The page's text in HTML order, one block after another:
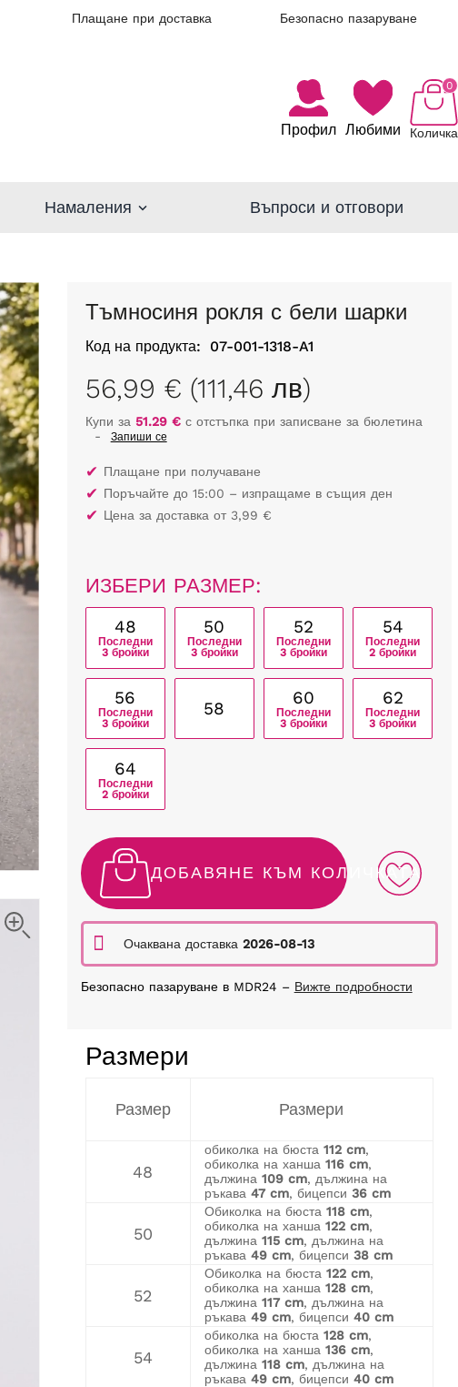
Плащане при доставка Безопасно пазаруване
Профил Любими Количка
0
Намаления Въпроси и отговори
Тъмносиня рокля с бели шарки
Код на продукта: 07-001-1318-A1
56,99 € (111,46 лв)
Купи за 51.29 €с отстъпка при записване за бюлетина
-
Запиши се
✔ Плащане при получаване
✔ Поръчайте до 15:00 – изпращаме в същия ден
✔ Цена за доставка от 3,99 €
ИЗБЕРИ РАЗМЕР:
48
Последни
3 бройки
50
Последни
3 бройки
52
Последни
3 бройки
54
Последни
2 бройки
56
Последни
3 бройки
58
60
Последни
3 бройки
62
Последни
3 бройки
64
Последни
2 бройки
ДОБАВЯНЕ КЪМ КОЛИЧКАТА
Очаквана доставка 2026-08-13
Безопасно пазаруване в MDR24 – Вижте подробности
Размери
Размер Размери
48
обиколка на бюста 112 cm,
обиколка на ханша 116 cm,
дължина 109 cm, дължина на
ръкава 47 cm, бицепси 36 cm
50
Обиколка на бюста 118 cm,
обиколка на ханша 122 cm,
дължина 115 cm, дължина на
ръкава 49 cm, бицепси 38 cm
52
Обиколка на бюста 122 cm,
обиколка на ханша 128 cm,
дължина 117 cm, дължина на
ръкава 49 cm, бицепси 40 cm
54
обиколка на бюста 128 cm,
обиколка на ханша 136 cm,
дължина 118 cm, дължина на
ръкава 49 cm, бицепси 40 cm